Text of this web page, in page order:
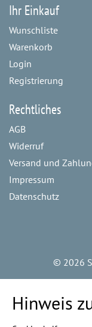
Ihr Einkauf
Wunschliste
Warenkorb
Login
Registrierung
Rechtliches
AGB
Widerruf
Versand und
Impressum
Datenschutz
© 2026
Hinweis